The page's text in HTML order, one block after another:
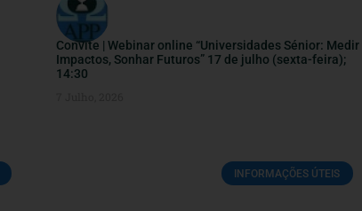
Convite | Webinar online “Universidades Sénior: Medir
Impactos, Sonhar Futuros” 17 de julho (sexta-feira);
14:30
INFORMAÇÕES ÚTEIS